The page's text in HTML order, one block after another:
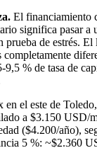
El financiamiento
significa pasar a
prueba de estrés. El
completamente
9,5 % de tasa de
en el este de
a $3.150 USD/
($4.200/año),
5 %: ~$2.360